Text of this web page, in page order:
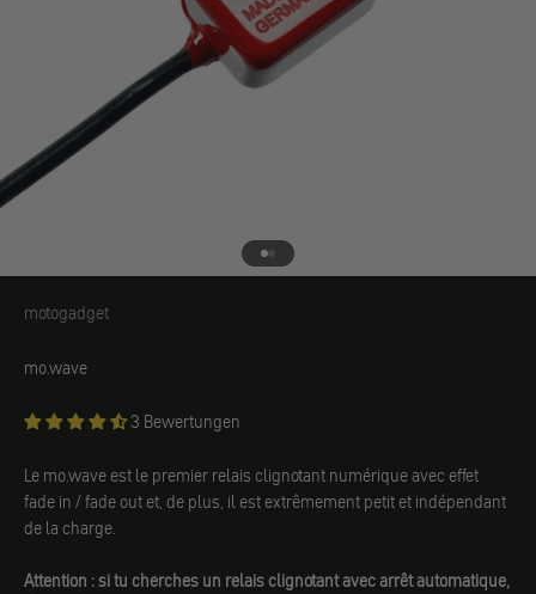
Aller à l'élément 1
Aller à l'élément 2
motogadget
motogadget
mo.wave
3 Bewertungen
Le mo.wave est le premier relais clignotant numérique avec effet
fade in / fade out et, de plus, il est extrêmement petit et indépendant
de la charge.
Attention : si tu cherches un relais clignotant avec arrêt automatique,